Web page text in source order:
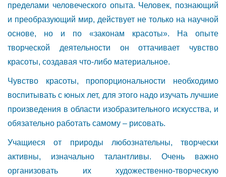
пределами человеческого опыта. Человек, познающий
и преобразующий мир, действует не только на научной
основе, но и по «законам красоты». На опыте
творческой деятельности он оттачивает чувство
красоты, создавая что-либо материальное.
Чувство красоты, пропорциональности необходимо
воспитывать с юных лет, для этого надо изучать лучшие
произведения в области изобразительного искусства, и
обязательно работать самому – рисовать.
Учащиеся от природы любознательны, творчески
активны, изначально талантливы. Очень важно
организовать их художественно-творческую